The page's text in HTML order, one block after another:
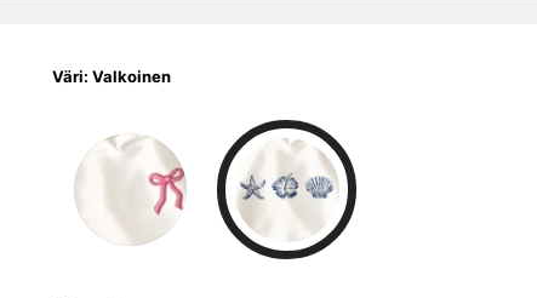
Väri: Valkoinen